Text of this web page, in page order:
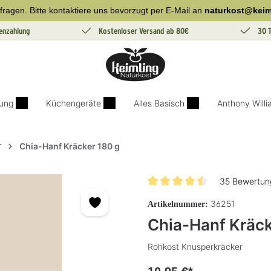
Bitte kontaktiere uns bevorzugt per E-Mail an
Kostenloser Versand ab 80€ 30
Küchengeräte Alles Basisch Anthony
Chia-Hanf Kräcker 180 g
35
Artikelnummer: 36251
Chia-Hanf
Rohkost Knusperkräcker